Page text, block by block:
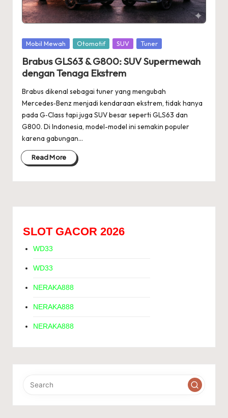
Posted
Mobil Mewah Otomotif SUV Tuner
Brabus GLS63 & G800: SUV Supermewah
dengan Tenaga Ekstrem
Brabus dikenal sebagai tuner yang mengubah
Mercedes‑Benz menjadi kendaraan ekstrem, tidak hanya
pada G‑Class tapi juga SUV besar seperti GLS63 dan
G800. Di Indonesia, model-model ini semakin populer
karena gabungan…
Read More
SLOT GACOR 2026
WD33
WD33
NERAKA888
NERAKA888
NERAKA888